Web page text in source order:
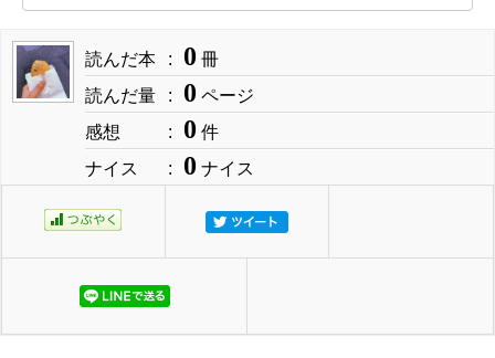
読んだ本 0 冊
読んだ量
0 ページ
感想
0 件
ナイス
0 ナイス